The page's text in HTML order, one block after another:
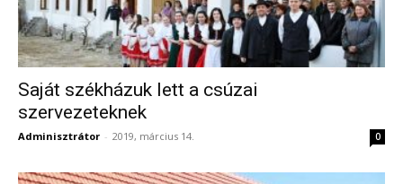
Saját székházuk lett a csúzai
szervezeteknek
Adminisztrátor - 2019, március 14. 0